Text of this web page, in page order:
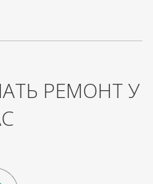
РЕМОНТ У